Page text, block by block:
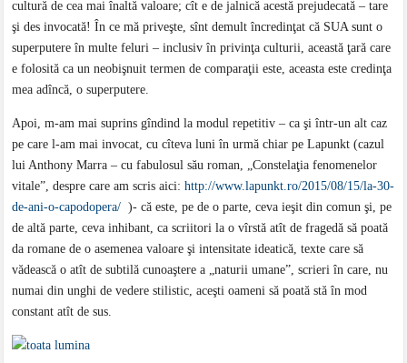
cultură de cea mai înaltă valoare; cît e de jalnică acestă prejudecată – tare
şi des invocată! În ce mă priveşte, sînt demult încredinţat că SUA sunt o
superputere în multe feluri – inclusiv în privinţa culturii, această ţară care
e folosită ca un neobişnuit termen de comparaţii este, aceasta este credinţa
mea adîncă, o superputere.
Apoi, m-am mai suprins gîndind la modul repetitiv – ca şi într-un alt caz
pe care l-am mai invocat, cu cîteva luni în urmă chiar pe Lapunkt (cazul
lui Anthony Marra – cu fabulosul său roman, „Constelaţia fenomenelor
vitale”, despre care am scris aici:http://www.lapunkt.ro/2015/08/15/la-30-
de-ani-o-capodopera/ )- că este, pe de o parte, ceva ieşit din comun şi, pe
de altă parte, ceva inhibant, ca scriitori la o vîrstă atît de fragedă să poată
da romane de o asemenea valoare şi intensitate ideatică, texte care să
vădească o atît de subtilă cunoaştere a „naturii umane”, scrieri în care, nu
numai din unghi de vedere stilistic, aceşti oameni să poată stă în mod
constant atît de sus.